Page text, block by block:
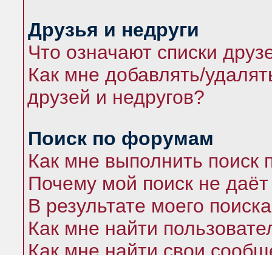
Друзья и недруги
Что означают списки
Как мне добавлять/
друзей и недругов?
Поиск по форумам
Как мне выполнить
Почему мой поиск не даёт
В результате моего
Как мне найти